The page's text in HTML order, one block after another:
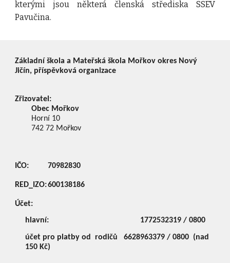
kterými jsou některá členská střediska SSEV
Pavučina.
Základní škola a Mateřská škola Mořkov okres Nový
Jičín, příspěvková organizace
Zřizovatel:
Obec Mořkov
Horní 10
742 72 Mořkov
IČO: 70982830
RED_IZO:600138186
Účet:
hlavní: 1772532319 / 0800
účet pro platby od rodičů
6628963379 / 0800 (nad
150 Kč)